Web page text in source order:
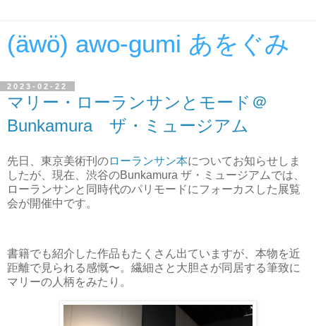
(äwö) awo-gumi あをぐみ
2023-02-22
マリー・ローランサンとモード＠
Bunkamura ザ・ミュージアム
先日、東京美術刊のローランサン本についてお知らせしま
したが、現在、渋谷のBunkamura ザ・ミュージアムでは、
ローランサンと同時代のパリモードにフォーカスした展覧
会が開催中です。
書籍でも紹介した作品もたくさん出ていますが、本物を近
距離で見られる感慨〜。繊細さと大胆さが同居する筆致に
マリーの人柄をみたり。